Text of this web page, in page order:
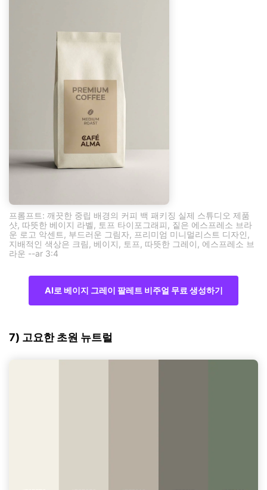
프롬프트: 깨끗한 중립 배경의 커피 백 패키징 실제 스튜디오 제품
샷, 따뜻한 베이지 라벨, 토프 타이포그래피, 짙은 에스프레소 브라
운 로고 악센트, 부드러운 그림자, 프리미엄 미니멀리스트 디자인,
지배적인 색상은 크림, 베이지, 토프, 따뜻한 그레이, 에스프레소 브
라운 --ar 3:4
AI로 베이지 그레이 팔레트 비주얼 무료 생성하기
7) 고요한 초원 뉴트럴